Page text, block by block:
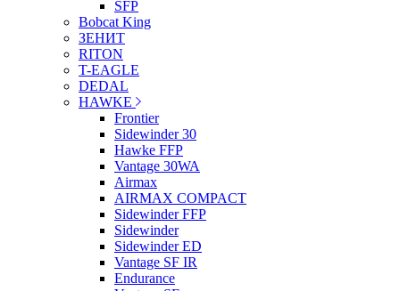
SFP
Bobcat King
ЗЕНИТ
RITON
T-EAGLE
DEDAL
HAWKE
Frontier
Sidewinder 30
Hawke FFP
Vantage 30WA
Airmax
AIRMAX COMPACT
Sidewinder FFP
Sidewinder
Sidewinder ED
Vantage SF IR
Endurance